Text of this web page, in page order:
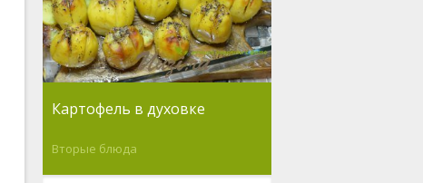
Картофель в духовке
Вторые блюда